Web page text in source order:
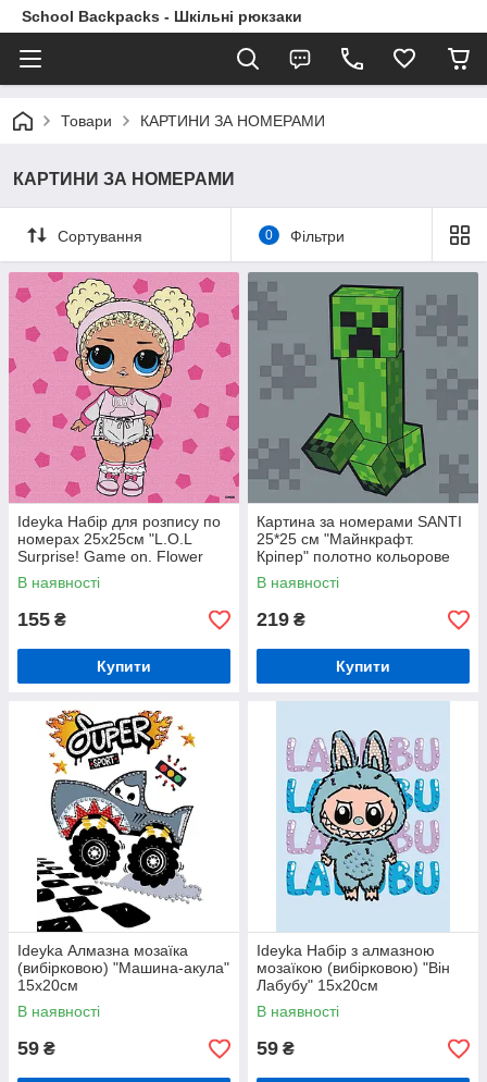
School Backpacks - Шкільні рюкзаки
Товари КАРТИНИ ЗА НОМЕРАМИ
КАРТИНИ ЗА НОМЕРАМИ
Сортування 0 Фільтри
Ideyka Набір для розпису по
номерах 25х25см "L.O.L
Surprise! Game on. Flower
Child"
В наявності
155 ₴
Купити
Картина за номерами SANTI
25*25 см "Майнкрафт.
Кріпер" полотно кольорове
В наявності
219 ₴
Купити
Ideyka Алмазна мозаїка
(вибірковою) "Машина-акула"
15x20см
В наявності
59 ₴
Ideyka Набір з алмазною
мозаїкою (вибірковою) "Він
Лабубу" 15x20см
В наявності
59 ₴